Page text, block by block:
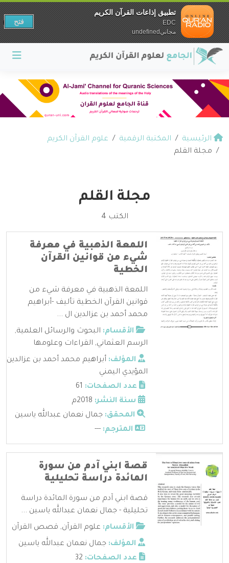
الرئيسية المكتبة الرقمية
علوم القرآن الكريم
مجلة القلم
مجلة القلم
الكتب 4
اللمعة الذهبية في معرفة
شيء من قوانين القرآن
الخطية
اللمعة الذهبية في معرفة شيء من
قوانين القرآن الخطية تأليف -أبراهيم
محمد أحمد بن عزالدين ال ...
الأقسام: البحوث والرسائل العلمية,
الرسم العثماني, القراءات وعلومها
المؤلف: أبراهيم محمد أحمد بن عزالدين
المؤيدي اليمني
عدد الصفحات:
سنة النشر:
المحقق: جمال نعمان عبدالله ياسين
المترجم: ---
قصة ابني آدم من سورة
المائدة دراسة تحليلية
قصة ابني آدم من سورة المائدة دراسة
تحليلية - جمال نعمان عبدالله ياسين ...
الأقسام: علوم القرآن, قصص القرآن
المؤلف: جمال نعمان عبدالله ياسين
عدد الصفحات:
تطبيق إذاعات القرآن الكريم
EDC
مجانيundefined
فتح